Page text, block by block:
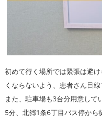
初めて行く場所では緊張は避
くならないよう、患者さん目
また、駐車場も3台分用意して
5分、北郷1条6丁目バス停か